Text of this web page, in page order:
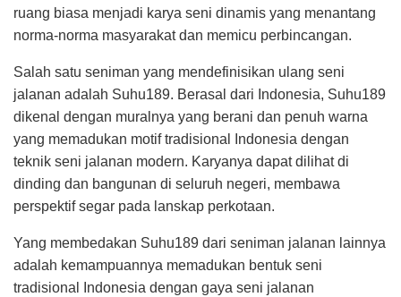
ruang biasa menjadi karya seni dinamis yang menantang
norma-norma masyarakat dan memicu perbincangan.
Salah satu seniman yang mendefinisikan ulang seni
jalanan adalah Suhu189. Berasal dari Indonesia, Suhu189
dikenal dengan muralnya yang berani dan penuh warna
yang memadukan motif tradisional Indonesia dengan
teknik seni jalanan modern. Karyanya dapat dilihat di
dinding dan bangunan di seluruh negeri, membawa
perspektif segar pada lanskap perkotaan.
Yang membedakan Suhu189 dari seniman jalanan lainnya
adalah kemampuannya memadukan bentuk seni
tradisional Indonesia dengan gaya seni jalanan